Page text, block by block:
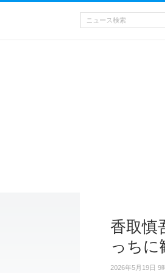
香取慎
っちに
2026年5月19日 9